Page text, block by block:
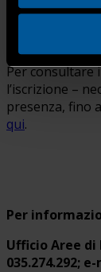
innovazione
Per consultare
l’iscrizione –
presenza, fino
qui.
Per
Ufficio Aree
035.274.292;